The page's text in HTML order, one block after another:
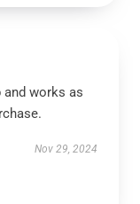
works as
Nov 29, 2024